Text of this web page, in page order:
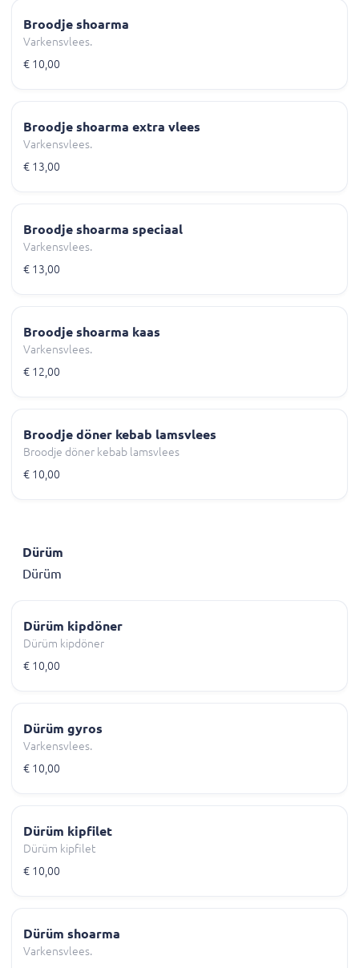
Broodje shoarma
Varkensvlees.
€ 10,00
Broodje shoarma extra vlees
Varkensvlees.
€ 13,00
Broodje shoarma speciaal
Varkensvlees.
€ 13,00
Broodje shoarma kaas
Varkensvlees.
€ 12,00
Broodje döner kebab lamsvlees
Broodje döner kebab lamsvlees
€ 10,00
Dürüm
Dürüm
Dürüm kipdöner
Dürüm kipdöner
€ 10,00
Dürüm gyros
Varkensvlees.
€ 10,00
Dürüm kipfilet
Dürüm kipfilet
€ 10,00
Dürüm shoarma
Varkensvlees.